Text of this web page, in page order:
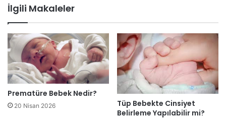
İlgili Makaleler
Prematüre Bebek Nedir?
20 Nisan 2026
Tüp Bebekte Cinsiyet
Belirleme Yapılabilir mi?